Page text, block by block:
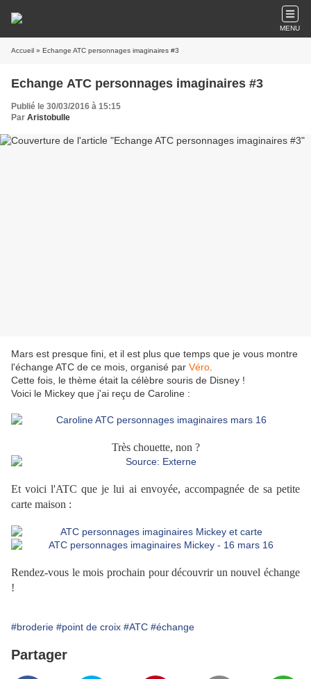
MENU
Accueil » Echange ATC personnages imaginaires #3
Echange ATC personnages imaginaires #3
Publié le 30/03/2016 à 15:15
Par Aristobulle
Mars est presque fini, et il est plus que temps que je vous montre
l'échange ATC de ce mois, organisé par Véro
Cette fois, le thème était la célèbre souris de Disney !
Voici le Mickey que j'ai reçu de Caroline :
Très chouette, non ?
Et voici l'ATC que je lui ai envoyée, accompagnée de sa petite
carte maison :
Rendez-vous le mois prochain pour découvrir un nouvel échange
!
#broderie #point de croix #ATC #échange
Partager